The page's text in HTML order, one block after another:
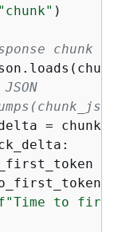
"chunk" )
chunk
=
to